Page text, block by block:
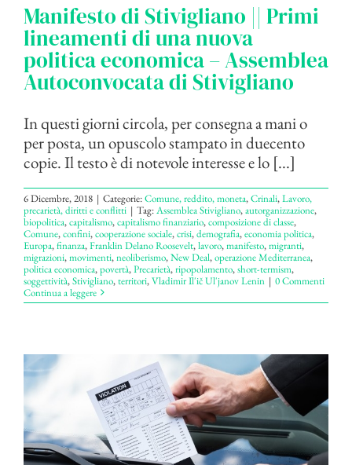
Manifesto di Stivigliano || Primi
lineamenti di una nuova
politica economica – Assemblea
Autoconvocata di Stivigliano
In questi giorni circola, per consegna a mani o
per posta, un opuscolo stampato in duecento
copie. Il testo è di notevole interesse e lo [...]
6 Dicembre, 2018 | Categorie:Comune, reddito, moneta,Crinali,Lavoro,
precarietà, diritti e conflitti | Tag:Assemblea Stivigliano,autorganizzazione,
biopolitica,capitalismo,capitalismo finanziario,composizione di classe,
Comune,confini,cooperazione sociale,crisi,demografia,economia politica,
Europa,finanza,Franklin Delano Roosevelt,lavoro,manifesto,migranti,
migrazioni,movimenti,neoliberismo,New Deal,operazione Mediterranea,
politica economica,povertà,Precarietà,ripopolamento,short-termism,
soggettività,Stivigliano,territori,Vladimir Il'ič Ul'janov Lenin | 0 Commenti
Continua a leggere